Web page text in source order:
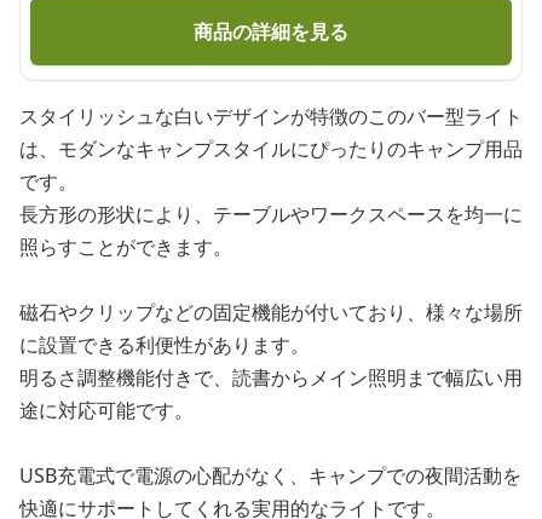
商品の詳細を見る
スタイリッシュな白いデザインが特徴のこのバー型ライト
は、モダンなキャンプスタイルにぴったりのキャンプ用品
です。
長方形の形状により、テーブルやワークスペースを均一に
照らすことができます。
磁石やクリップなどの固定機能が付いており、様々な場所
に設置できる利便性があります。
明るさ調整機能付きで、読書からメイン照明まで幅広い用
途に対応可能です。
USB充電式で電源の心配がなく、キャンプでの夜間活動を
快適にサポートしてくれる実用的なライトです。